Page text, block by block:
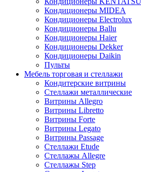
Кондиционеры MIDEA
Кондиционеры Electrolux
Кондиционеры Ballu
Кондиционеры Haier
Кондиционеры Dekker
Кондиционеры Daikin
Пульты
Мебель торговая и стеллажи
Кондитерские витрины
Стеллажи металлические
Витрины Allegro
Витрины Libretto
Витрины Forte
Витрины Legato
Витрины Passage
Стеллажи Etude
Стеллажы Allegre
Стеллажы Step